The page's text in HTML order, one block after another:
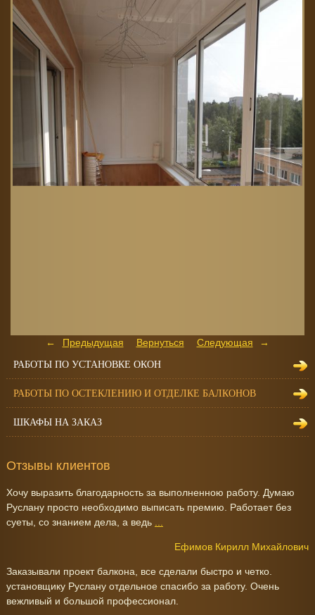
Предыдущая Вернуться Следующая
РАБОТЫ ПО УСТАНОВКЕ ОКОН
РАБОТЫ ПО ОСТЕКЛЕНИЮ И ОТДЕЛКЕ БАЛКОНОВ
ШКАФЫ НА ЗАКАЗ
Отзывы клиентов
Хочу выразить благодарность за выполненною работу. Думаю
Руслану просто необходимо выписать премию. Работает без
суеты, со знанием дела, а ведь
Ефимов Кирилл Михайлович
Заказывали проект балкона, все сделали быстро и четко.
установщику Руслану отдельное спасибо за работу. Очень
вежливый и большой профессионал.